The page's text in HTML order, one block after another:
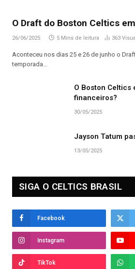
O Draft do Boston Celtics
26/06/2025 5 Mins de leitura 363
Aconteceu nos dias 25 e 26 de junho o
temporada…
O Boston Celtics
financeiros?
30/05/2025
Jayson Tatum
13/05/2025
SIGA O CELTICS BRASIL
Facebook
Instagram
TikTok